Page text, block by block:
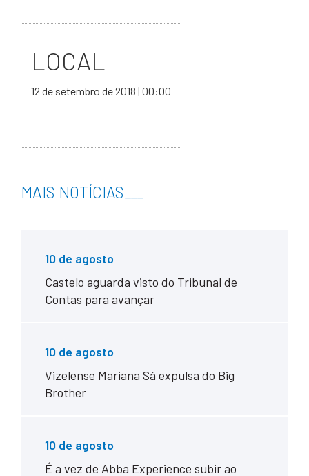
LOCAL
12 de setembro de 2018 | 00:00
MAIS NOTÍCIAS
10 de agosto
Castelo aguarda visto do Tribunal de
Contas para avançar
10 de agosto
Vizelense Mariana Sá expulsa do Big
Brother
10 de agosto
É a vez de Abba Experience subir ao